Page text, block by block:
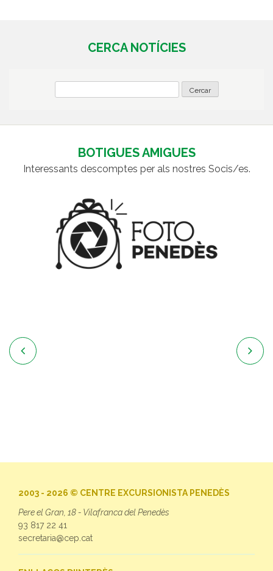
CERCA NOTÍCIES
BOTIGUES AMIGUES
Interessants descomptes per als nostres Socis/es.
 
2003 - 2026 © CENTRE EXCURSIONISTA PENEDÈS
Pere el Gran, 18 - Vilafranca del Penedès
93 817 22 41
secretaria@cep.cat